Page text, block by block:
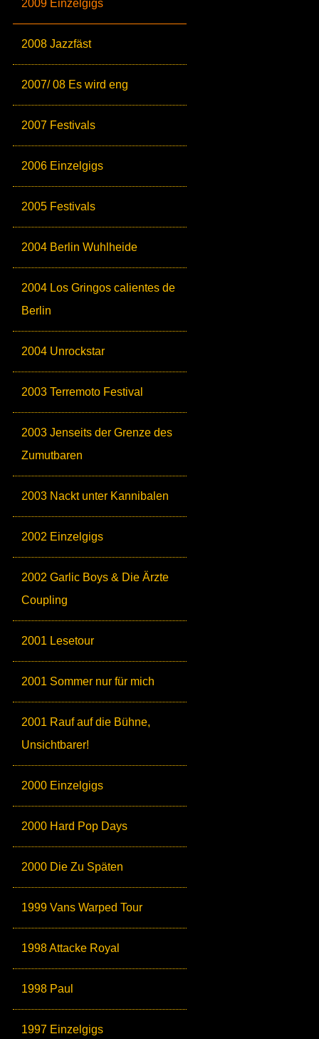
2009 Einzelgigs
2008 Jazzfäst
2007/ 08 Es wird eng
2007 Festivals
2006 Einzelgigs
2005 Festivals
2004 Berlin Wuhlheide
2004 Los Gringos calientes de
Berlin
2004 Unrockstar
2003 Terremoto Festival
2003 Jenseits der Grenze des
Zumutbaren
2003 Nackt unter Kannibalen
2002 Einzelgigs
2002 Garlic Boys & Die Ärzte
Coupling
2001 Lesetour
2001 Sommer nur für mich
2001 Rauf auf die Bühne,
Unsichtbarer!
2000 Einzelgigs
2000 Hard Pop Days
2000 Die Zu Späten
1999 Vans Warped Tour
1998 Attacke Royal
1998 Paul
1997 Einzelgigs